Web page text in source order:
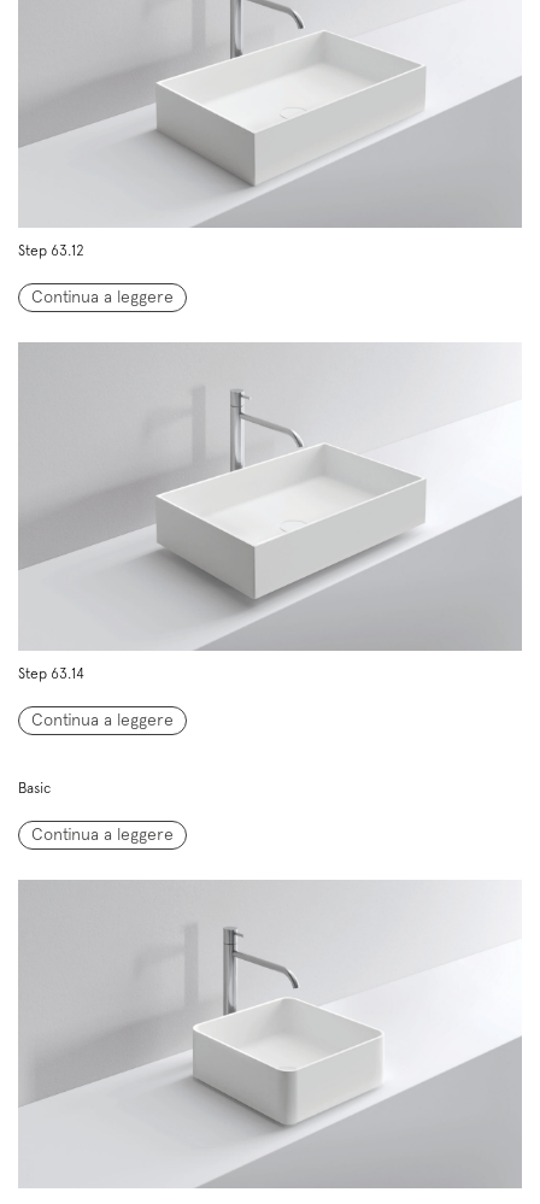
Step 63.12
Continua a leggere
Step 63.14
Continua a leggere
Basic
Continua a leggere